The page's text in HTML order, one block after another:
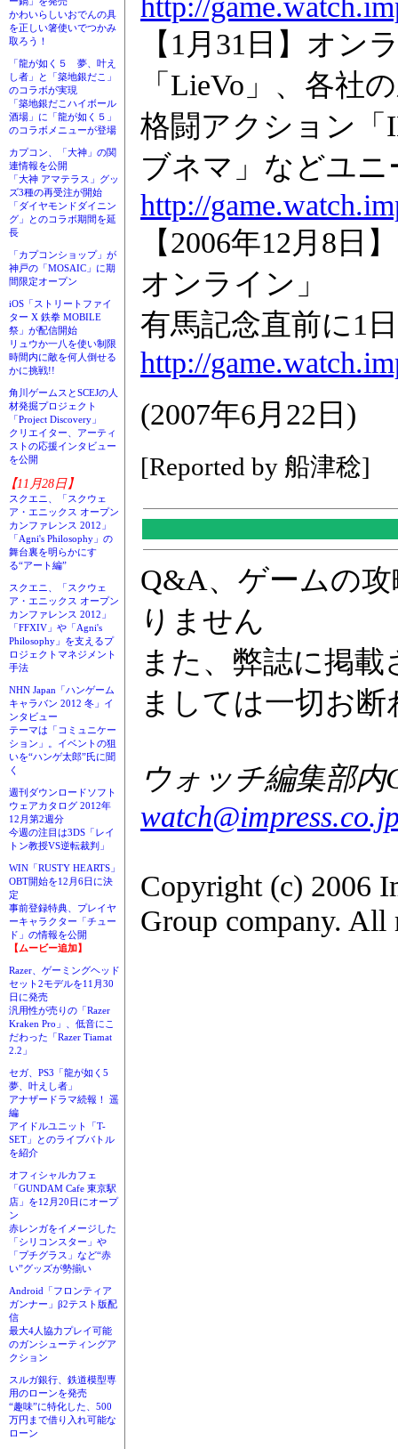
かわいらしいおでんの具
を正しい箸使いでつかみ
取ろう！
「龍が如く５ 夢、叶え
し者」と「築地銀だこ」
のコラボが実現
「築地銀だこハイボール
酒場」に「龍が如く５」
のコラボメニューが登場
カプコン、「大神」の関
連情報を公開
「大神 アマテラス」グッ
ズ3種の再受注が開始
「ダイヤモンドダイニン
グ」とのコラボ期間を延
長
「カプコンショップ」が
神戸の「MOSAIC」に期
間限定オープン
iOS「ストリートファイ
ター X 鉄拳 MOBILE
祭」が配信開始
リュウか一八を使い制限
時間内に敵を何人倒せる
かに挑戦!!
角川ゲームスとSCEJの人
材発掘プロジェクト
「Project Discovery」
クリエイター、アーティ
ストの応援インタビュー
を公開
【11月28日】
スクエニ、「スクウェ
ア・エニックス オープン
カンファレンス 2012」
「Agni's Philosophy」の
舞台裏を明らかにす
る“アート編”
スクエニ、「スクウェ
ア・エニックス オープン
カンファレンス 2012」
「FFXIV」や「Agni's
Philosophy」を支えるプ
ロジェクトマネジメント
手法
NHN Japan「ハンゲーム
キャラバン 2012 冬」イ
ンタビュー
テーマは「コミュニケー
ション」。イベントの狙
いを“ハンゲ太郎”氏に聞
く
週刊ダウンロードソフト
ウェアカタログ 2012年
12月第2週分
今週の注目は3DS「レイ
トン教授VS逆転裁判」
WIN「RUSTY HEARTS」
OBT開始を12月6日に決
定
事前登録特典、プレイヤ
ーキャラクター「チュー
ド」の情報を公開
【ムービー追加】
Razer、ゲーミングヘッド
セット2モデルを11月30
日に発売
汎用性が売りの「Razer
Kraken Pro」、低音にこ
だわった「Razer Tiamat
2.2」
セガ、PS3「龍が如く5
夢、叶えし者」
アナザードラマ続報！ 遥
編
アイドルユニット「T-
SET」とのライブバトル
を紹介
オフィシャルカフェ
「GUNDAM Cafe 東京駅
店」を12月20日にオープ
ン
赤レンガをイメージした
「シリコンスター」や
「プチグラス」など“赤
い”グッズが勢揃い
Android「フロンティア
ガンナー」β2テスト版配
信
最大4人協力プレイ可能
のガンシューティングア
クション
スルガ銀行、鉄道模型専
用のローンを発売
“趣味”に特化した、500
万円まで借り入れ可能な
ローン
【1月31日】オン
「LieVo」、各社
格闘アクション
ブネマ」などユ
http://
【2006年12月8
オンライン」
有馬記念直前に1
http://
(2007年6月22日)
[Reported by 船津稔]
Q&A、ゲームの
りません
また、弊誌に掲
ましては一切お
ウォッチ編集部内
Copyright (c) 2006
Group company. All